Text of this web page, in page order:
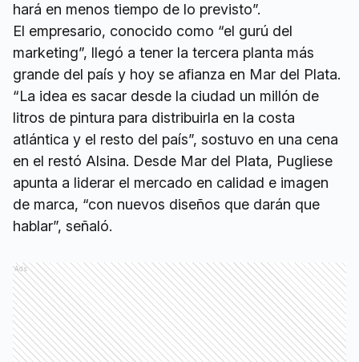
hará en menos tiempo de lo previsto”.
El empresario, conocido como “el gurú del
marketing”, llegó a tener la tercera planta más
grande del país y hoy se afianza en Mar del Plata.
“La idea es sacar desde la ciudad un millón de
litros de pintura para distribuirla en la costa
atlántica y el resto del país”, sostuvo en una cena
en el restó Alsina. Desde Mar del Plata, Pugliese
apunta a liderar el mercado en calidad e imagen
de marca, “con nuevos diseños que darán que
hablar”, señaló.
Ads